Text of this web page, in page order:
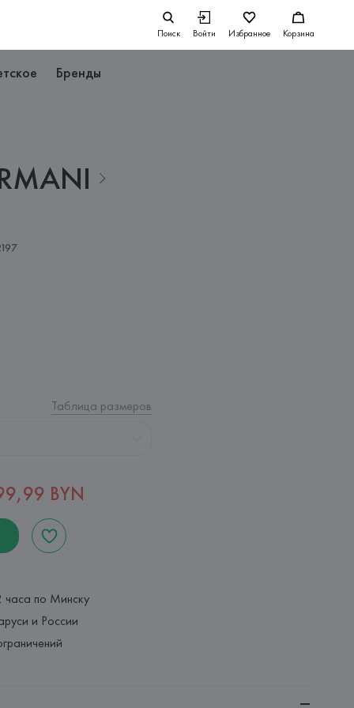
Поиск Войти Избранное Корзина
Бренды
Таблица размеров
BYN
часа по Минску
и России